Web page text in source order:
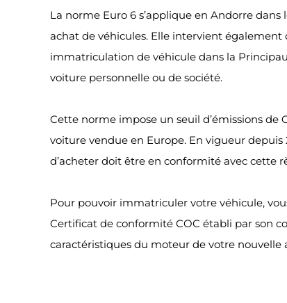
La norme Euro 6 s’applique en Andorre dans
achat de véhicules. Elle intervient également
immatriculation de véhicule dans la
voiture personnelle ou de société.
Cette norme impose un seuil d’émissions de
voiture vendue en Europe. En vigueur depuis
d’acheter doit être en conformité avec cette
Pour pouvoir immatriculer votre véhicule,
Certificat de conformité COC établi par son
caractéristiques du moteur de votre nouvelle